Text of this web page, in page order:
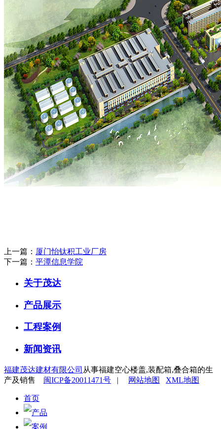
上一篇： 厦门怡钛积工业厂房
下一篇： 平潭信息学院
关于茂达
产品展示
工程案例
新闻资讯
福建茂达建材有限公司 从事福建空心楼盖,装配箱,叠合箱的生
产及销售 闽ICP备20011471号 | 网站地图 XML地图
首页
产品
案例